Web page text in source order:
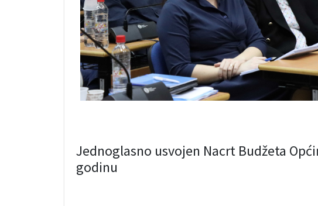
Jednoglasno usvojen Nacrt Budžeta
godinu